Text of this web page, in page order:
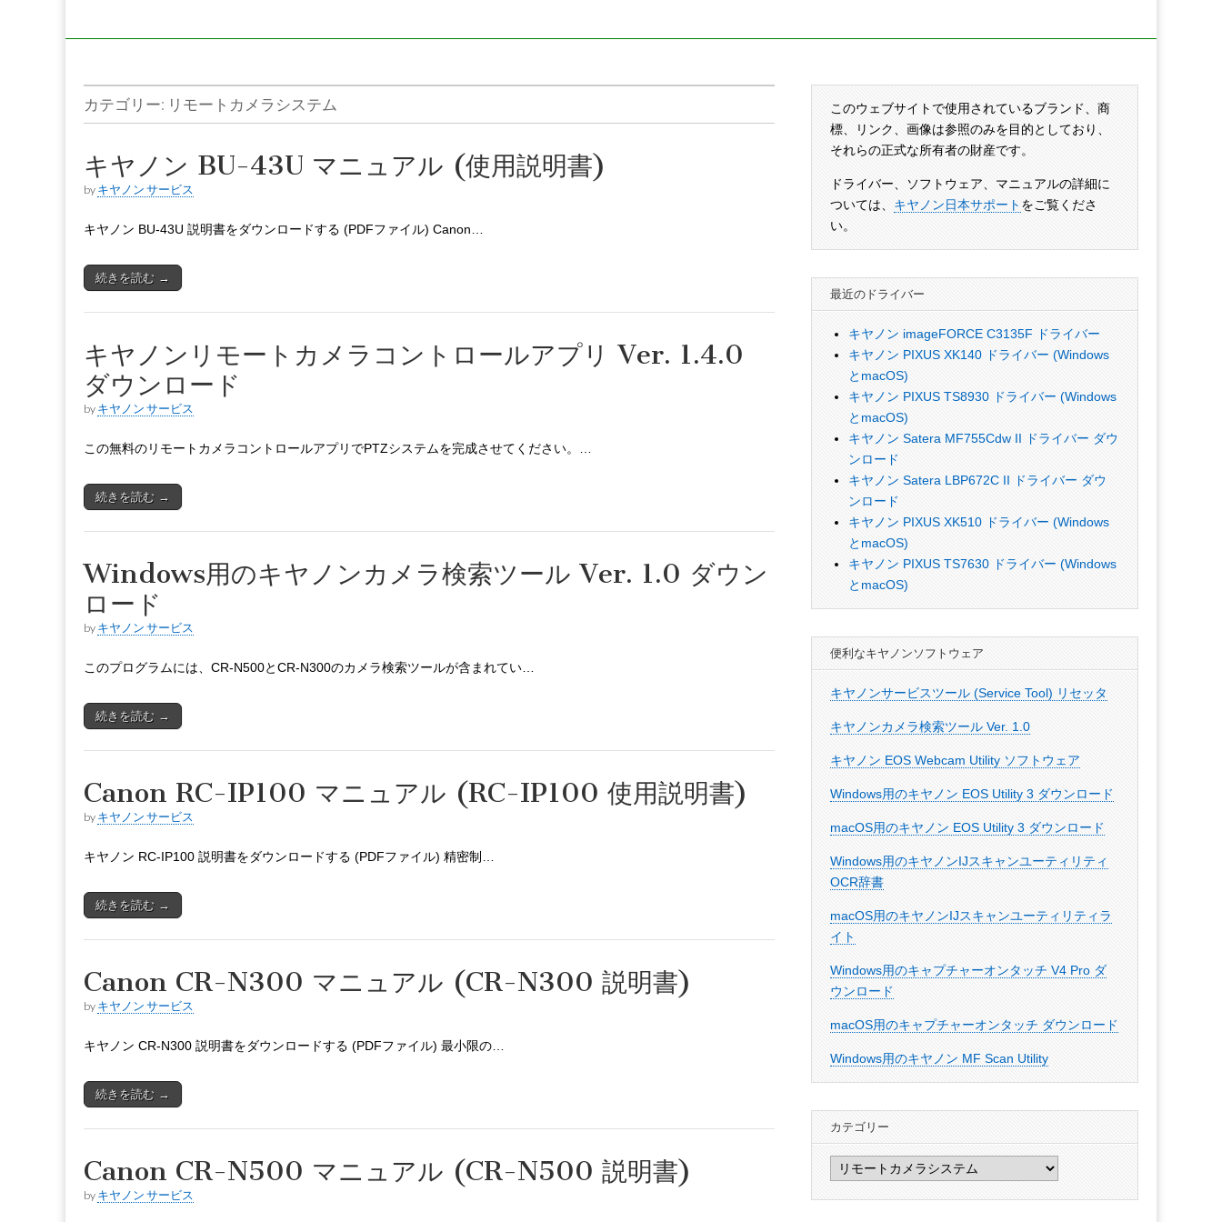
カテゴリー: リモートカメラシステム
キヤノン BU-43U マニュアル (使用説明書)
by キヤノン サービス
キヤノン BU-43U 説明書をダウンロードする (PDFファイル) Canon…
続きを読む →
キヤノンリモートカメラコントロールアプリ Ver. 1.4.0
ダウンロード
by キヤノン サービス
この無料のリモートカメラコントロールアプリでPTZシステムを完成させてください。…
続きを読む →
Windows用のキヤノンカメラ検索ツール Ver. 1.0 ダウン
ロード
by キヤノン サービス
このプログラムには、CR-N500とCR-N300のカメラ検索ツールが含まれてい…
続きを読む →
Canon RC-IP100 マニュアル (RC-IP100 使用説明書)
by キヤノン サービス
キヤノン RC-IP100 説明書をダウンロードする (PDFファイル) 精密制…
続きを読む →
Canon CR-N300 マニュアル (CR-N300 説明書)
by キヤノン サービス
キヤノン CR-N300 説明書をダウンロードする (PDFファイル) 最小限の…
続きを読む →
Canon CR-N500 マニュアル (CR-N500 説明書)
by キヤノン サービス
このウェブサイトで使用されているブランド、商
標、リンク、画像は参照のみを目的としており、
それらの正式な所有者の財産です。
ドライバー、ソフトウェア、マニュアルの詳細に
ついては、 キヤノン日本サポート をご覧くださ
い。
最近のドライバー
キヤノン imageFORCE C3135F ドライバー
キヤノン PIXUS XK140 ドライバー (Windows
とmacOS)
キヤノン PIXUS TS8930 ドライバー (Windows
とmacOS)
キヤノン Satera MF755Cdw II ドライバー ダウ
ンロード
キヤノン Satera LBP672C II ドライバー ダウ
ンロード
キヤノン PIXUS XK510 ドライバー (Windows
とmacOS)
キヤノン PIXUS TS7630 ドライバー (Windows
とmacOS)
便利なキヤノンソフトウェア
キヤノンサービスツール (Service Tool) リセッタ
キヤノンカメラ検索ツール Ver. 1.0
キヤノン EOS Webcam Utility ソフトウェア
Windows用のキヤノン EOS Utility 3 ダウンロード
macOS用のキヤノン EOS Utility 3 ダウンロード
Windows用のキヤノンIJスキャンユーティリティ
OCR辞書
macOS用のキヤノンIJスキャンユーティリティラ
イト
Windows用のキャプチャーオンタッチ V4 Pro ダ
ウンロード
macOS用のキャプチャーオンタッチ ダウンロード
Windows用のキヤノン MF Scan Utility
カテゴリー